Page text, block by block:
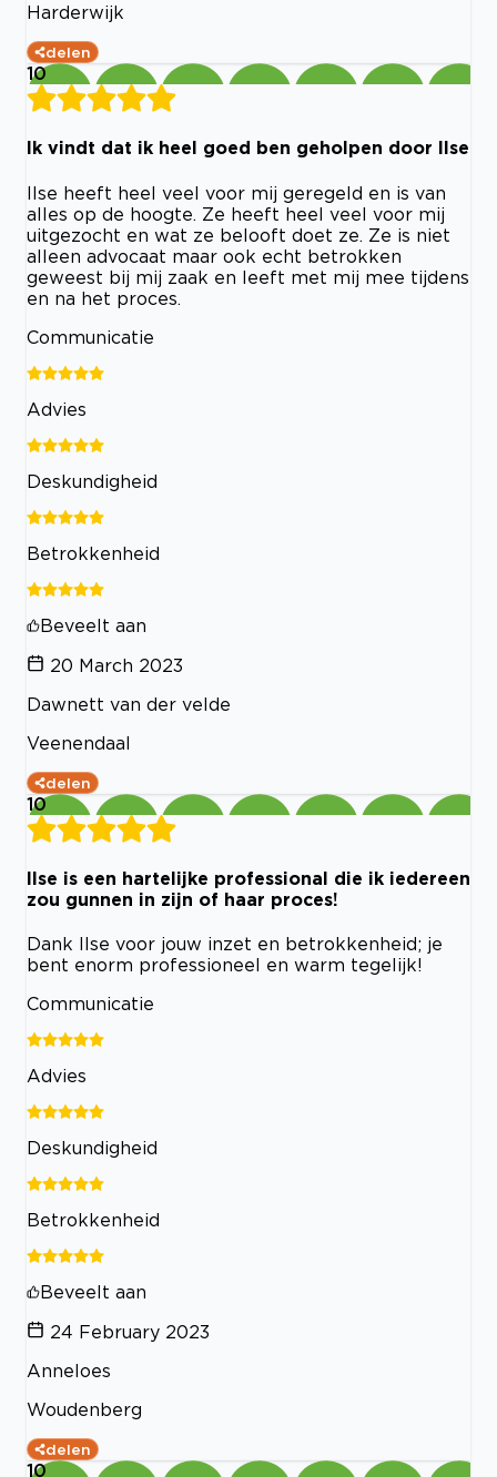
Harderwijk
delen
10
Ik vindt dat ik heel goed ben geholpen door Ilse
Ilse heeft heel veel voor mij geregeld en is van
alles op de hoogte. Ze heeft heel veel voor mij
uitgezocht en wat ze belooft doet ze. Ze is niet
alleen advocaat maar ook echt betrokken
geweest bij mij zaak en leeft met mij mee tijdens
en na het proces.
Communicatie
Advies
Deskundigheid
Betrokkenheid
Beveelt aan
20 March 2023
Dawnett van der velde
Veenendaal
delen
10
Ilse is een hartelijke professional die ik iedereen
zou gunnen in zijn of haar proces!
Dank Ilse voor jouw inzet en betrokkenheid; je
bent enorm professioneel en warm tegelijk!
Communicatie
Advies
Deskundigheid
Betrokkenheid
Beveelt aan
24 February 2023
Anneloes
Woudenberg
delen
10